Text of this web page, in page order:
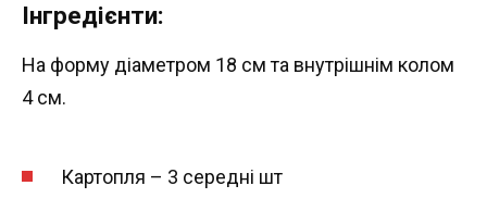
Інгредієнти:
На форму діаметром 18 см та внутрішнім колом
4 см.
Картопля – 3 середні шт